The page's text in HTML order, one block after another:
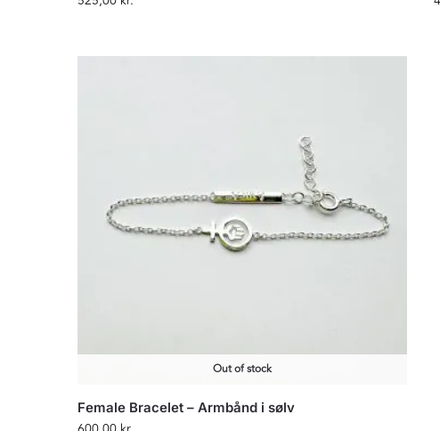
Out of stock
Female Bracelet – Armbånd i sølv